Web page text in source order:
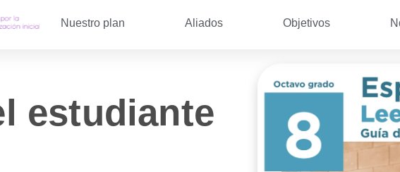
Nuestro plan Aliados Objetivos
estudiante